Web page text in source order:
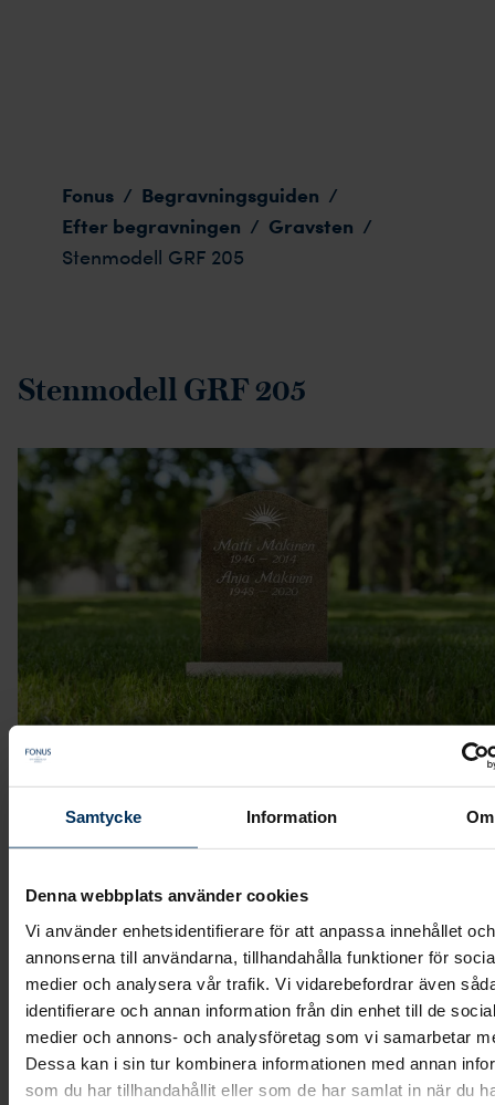
Samtycke Information Om
Denna webbplats använder cookies
Vi använder enhetsidentifierare för att anpassa innehållet och
annonserna till användarna, tillhandahålla funktioner för
medier och analysera vår trafik. Vi vidarebefordrar även
identifierare och annan information från din enhet till de
medier och annons- och analysföretag som vi samarbetar
Dessa kan i sin tur kombinera informationen med annan
som du har tillhandahållit eller som de har samlat in när du
Fonus / Begravningsguiden /
Efter begravningen / Gravsten /
Stenmodell GRF 205
Stenmodell GRF 205
Stenmodell GRF 205
Stående sten med vågformad ovansida.
Modell: Hög stående
Mått: (H)65x(B)45x10cm
Material: Rödgrå granit
Stensort från: Sverige